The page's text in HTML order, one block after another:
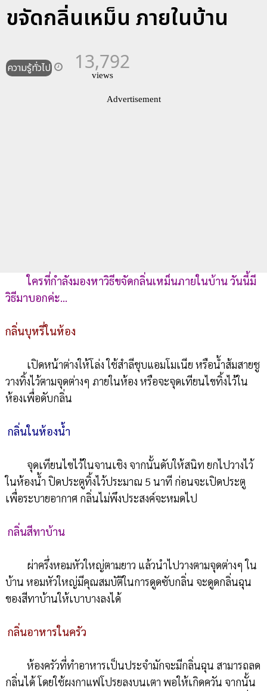
ขจัดกลิ่นเหม็น ภายในบ้าน
ความรู้ทั่วไป 13,792
views
Advertisement
ใครที่กำลังมองหาวิธีขจัดกลิ่นเหม็นภายในบ้าน วันนี้มี
วิธีมาบอกค่ะ...
กลิ่นบุหรี่ในห้อง
เปิดหน้าต่างให้โล่ง ใช้สำลีชุบแอมโมเนีย หรือน้ำส้มสายชู
วางทิ้งไว้ตามจุดต่างๆ ภายในห้อง หรือจะจุดเทียนไขทิ้งไว้ใน
ห้องเพื่อดับกลิ่น
กลิ่นในห้องน้ำ
จุดเทียนไขไว้ในจานเชิง จากนั้นดับให้สนิท ยกไปวางไว้
ในห้องน้ำ ปิดประตูทิ้งไว้ประมาณ 5 นาที ก่อนจะเปิดประตู
เพื่อระบายอากาศ กลิ่นไม่พึงประสงค์จะหมดไป
กลิ่นสีทาบ้าน
ผ่าครึ่งหอมหัวใหญ่ตามยาว แล้วนำไปวางตามจุดต่างๆ ใน
บ้าน หอมหัวใหญ่มีคุณสมบัติในการดูดซับกลิ่น จะดูดกลิ่นฉุน
ของสีทาบ้านให้เบาบางลงได้
กลิ่นอาหารในครัว
ห้องครัวที่ทำอาหารเป็นประจำมักจะมีกลิ่นฉุน สามารถลด
กลิ่นได้ โดยใช้ผงกาแฟโปรยลงบนเตา พอให้เกิดควัน จากนั้น